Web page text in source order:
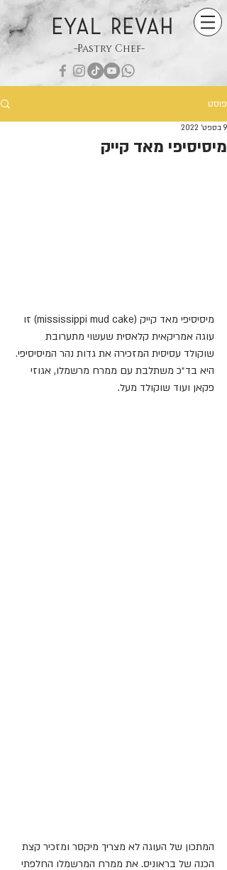
EYAL REVAH
-Pastry Chef-
פוסט
מיסיסיפי מאד קייק
9 בספט׳ 2022
מיסיסיפי מאד קייק (mississippi mud cake) זו
עוגה אמריקאית קלאסית שעשוי מתערובת
שוקולד עסיסית המזכירה את גדות נהר המיסיסיפי.
היא בד״כ משתלבת עם ממרח מרשמלו, אגוזי
פקאן ועוד שוקולד מעל.
המתכון של העוגה לא מצריך מיקסר ומזכיר קצת
הכנה של בראוניס. את ממרח המרשמלו החלפתי